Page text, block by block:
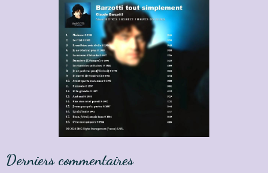
Derniers commentaires